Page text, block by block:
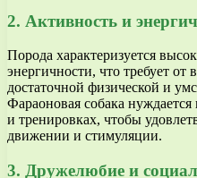
2. Активность и
Порода характеризуется
энергичности, что требует от
достаточной физической и
Фараоновая собака
и тренировках, чтобы
движении и стимуляции.
3. Дружелюбие и